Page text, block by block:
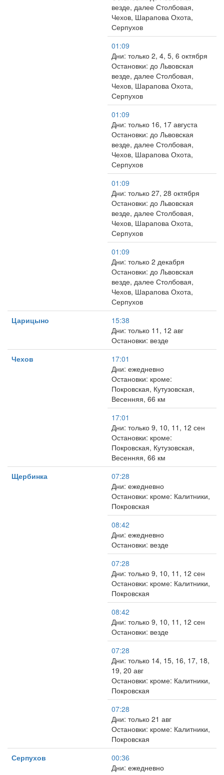
везде, далее Столбовая,
Чехов, Шарапова Охота,
Серпухов
01:09
Дни: только 2, 4, 5, 6 октября
Остановки: до Львовская
везде, далее Столбовая,
Чехов, Шарапова Охота,
Серпухов
01:09
Дни: только 16, 17 августа
Остановки: до Львовская
везде, далее Столбовая,
Чехов, Шарапова Охота,
Серпухов
01:09
Дни: только 27, 28 октября
Остановки: до Львовская
везде, далее Столбовая,
Чехов, Шарапова Охота,
Серпухов
01:09
Дни: только 2 декабря
Остановки: до Львовская
везде, далее Столбовая,
Чехов, Шарапова Охота,
Серпухов
Царицыно
15:38
Дни: только 11, 12 авг
Остановки: везде
Чехов
17:01
Дни: ежедневно
Остановки: кроме:
Покровская, Кутузовская,
Весенняя, 66 км
17:01
Дни: только 9, 10, 11, 12 сен
Остановки: кроме:
Покровская, Кутузовская,
Весенняя, 66 км
Щербинка
07:28
Дни: ежедневно
Остановки: кроме: Калитники,
Покровская
08:42
Дни: ежедневно
Остановки: везде
07:28
Дни: только 9, 10, 11, 12 сен
Остановки: кроме: Калитники,
Покровская
08:42
Дни: только 9, 10, 11, 12 сен
Остановки: везде
07:28
Дни: только 14, 15, 16, 17, 18,
19, 20 авг
Остановки: кроме: Калитники,
Покровская
07:28
Дни: только 21 авг
Остановки: кроме: Калитники,
Покровская
Серпухов
00:36
Дни: ежедневно